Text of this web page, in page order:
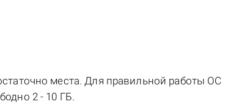
места. Для правильной работы ОС
2 - 10 ГБ.